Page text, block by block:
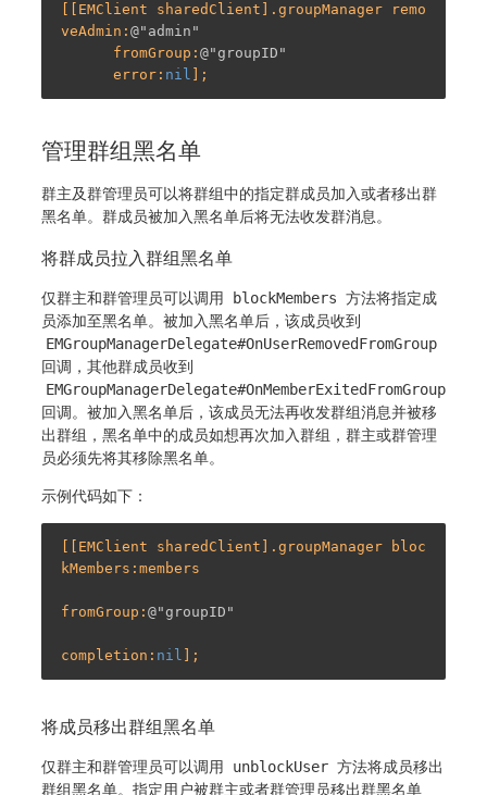
[[EMClient sharedClient].groupManager remo
veAdmin: @"admin"
      fromGroup:
@"groupID"
      error:
nil
管理群组黑名单
群主及群管理员可以将群组中的指定群成员加入或者移出群
黑名单。群成员被加入黑名单后将无法收发群消息。
将群成员拉入群组黑名单
仅群主和群管理员可以调用 blockMembers 方法将指定成
员添加至黑名单。被加入黑名单后，该成员收到
EMGroupManagerDelegate#OnUserRemovedFromGroup
回调，其他群成员收到
EMGroupManagerDelegate#OnMemberExitedFromGroup
回调。被加入黑名单后，该成员无法再收发群组消息并被移
出群组，黑名单中的成员如想再次加入群组，群主或群管理
员必须先将其移除黑名单。
示例代码如下：
[[EMClient sharedClient].groupManager bloc
kMembers:members
fromGroup: @"groupID"
completion: nil
将成员移出群组黑名单
仅群主和群管理员可以调用 unblockUser 方法将成员移出
群组黑名单。指定用户被群主或者群管理员移出群黑名单